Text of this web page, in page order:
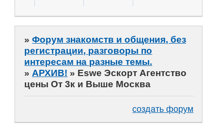
»Форум знакомств и общения, без
регистрации, разговоры по
интересам на разные темы.
» АРХИВ! » Eswe Эскорт Агентство
цены От 3к и Выше Москва
создать форум